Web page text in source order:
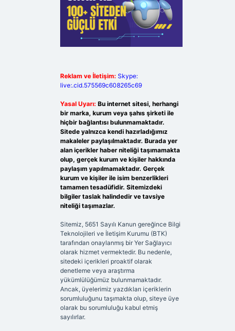
Reklam ve İletişim: Skype:
live:.cid.575569c608265c69
Yasal Uyarı: Bu internet sitesi, herhangi
bir marka, kurum veya şahıs şirketi ile
hiçbir bağlantısı bulunmamaktadır.
Sitede yalnızca kendi hazırladığımız
makaleler paylaşılmaktadır. Burada yer
alan içerikler haber niteliği taşımamakta
olup, gerçek kurum ve kişiler hakkında
paylaşım yapılmamaktadır. Gerçek
kurum ve kişiler ile isim benzerlikleri
tamamen tesadüfidir. Sitemizdeki
bilgiler taslak halindedir ve tavsiye
niteliği taşımazlar.
Sitemiz, 5651 Sayılı Kanun gereğince Bilgi
Teknolojileri ve İletişim Kurumu (BTK)
tarafından onaylanmış bir Yer Sağlayıcı
olarak hizmet vermektedir. Bu nedenle,
sitedeki içerikleri proaktif olarak
denetleme veya araştırma
yükümlülüğümüz bulunmamaktadır.
Ancak, üyelerimiz yazdıkları içeriklerin
sorumluluğunu taşımakta olup, siteye üye
olarak bu sorumluluğu kabul etmiş
sayılırlar.